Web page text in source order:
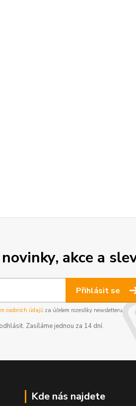
akce a
Přihlásit se
osobních údajůza účelem rozesílky newsletteru.
Zasíláme jednou za 14 dní.
Kde nás najdete